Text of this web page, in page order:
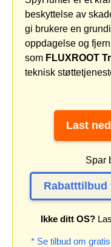
beskyttelse av
gi brukere en
oppdagelse og
som FLUXROOT
teknisk
Last
Spar
Ikke ditt OS?
* Se tilbud om